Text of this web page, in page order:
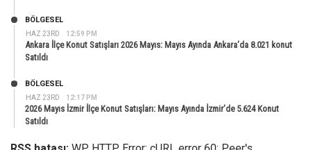
HAZ 23RD 12:59 PM
BÖLGESEL
Ankara İlçe Konut Satışları 2026 Mayıs: Mayıs Ayında Ankara’da 8.021 konut
Satıldı
HAZ 23RD 12:17 PM
BÖLGESEL
2026 Mayıs İzmir İlçe Konut Satışları: Mayıs Ayında İzmir’de 5.624 Konut
Satıldı